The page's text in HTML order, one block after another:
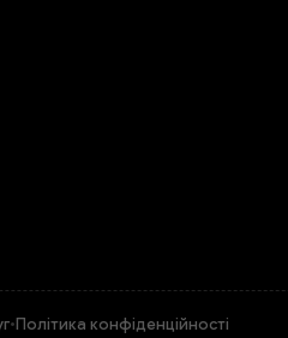
•Політика конфіденційності